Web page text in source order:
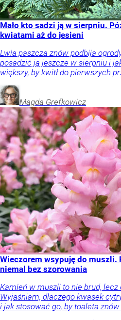
Mało kto sadzi ją w sierpniu.
kwiatami aż do jesieni
Lwia paszcza znów podbija
posadzić ją jeszcze w sierpniu i
większy, by kwitł do pierwszych
Magda Grefkowicz
Wieczorem wsypuję do muszli.
niemal bez szorowania
Kamień w muszli to nie brud, lecz
Wyjaśniam, dlaczego kwasek
i jak stosować go, by toaleta znów